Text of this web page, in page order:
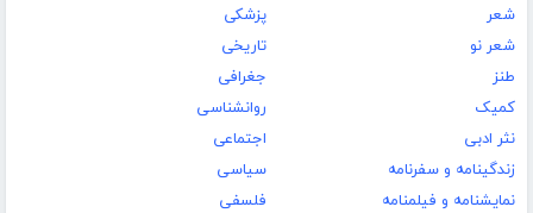
شعر
شعر نو
طنز
کمیک
نثر ادبی
زندگینامه و سفرنامه
نمایشنامه و فیلمنامه
پزشکی
تاریخی
جغرافی
روانشناسی
اجتماعی
سیاسی
فلسفی